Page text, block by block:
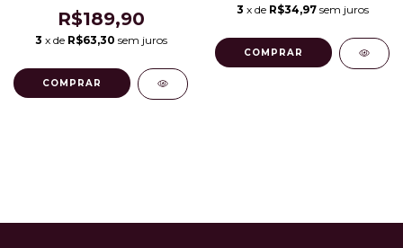
R$189,90
3 x de R$63,30 sem juros
COMPRAR
3 x de R$34,97 sem juros
COMPRAR